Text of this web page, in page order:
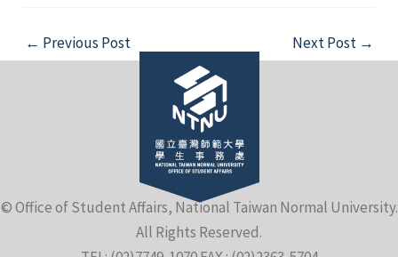
Post
navigation
← Previous Post Next Post →
© Office of Student Affairs, National Taiwan Normal University.
All Rights Reserved.